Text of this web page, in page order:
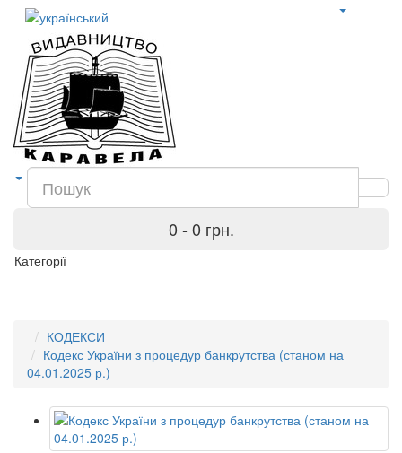
0 - 0 грн.
Категорії
КОДЕКСИ
Кодекс України з процедур банкрутства (станом на
04.01.2025 р.)